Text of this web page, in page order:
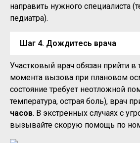
направить нужного специалиста
педиатра).
Шаг 4. Дождитесь врача
Участковый врач обязан прийти в
момента вызова при плановом
состояние требует неотложной
температура, острая боль), врач
часов. В экстренных случаях с
вызывайте скорую помощь по